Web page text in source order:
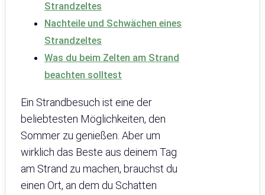
Strandzeltes
Nachteile und Schwächen eines
Strandzeltes
Was du beim Zelten am Strand
beachten solltest
Ein Strandbesuch ist eine der
beliebtesten Möglichkeiten, den
Sommer zu genießen. Aber um
wirklich das Beste aus deinem Tag
am Strand zu machen, brauchst du
einen Ort, an dem du Schatten